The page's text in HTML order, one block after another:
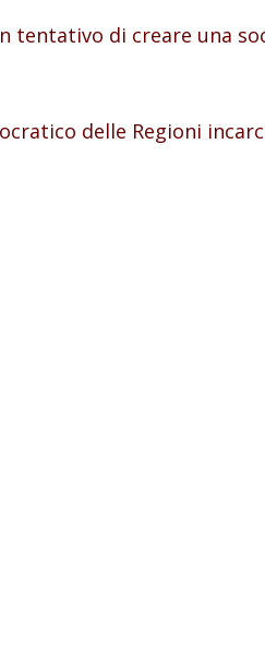
tentativo di creare una
delle Regioni